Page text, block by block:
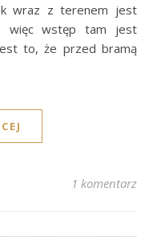
wraz z terenem jest
więc wstęp tam jest
to, że przed bramą
1 komentarz